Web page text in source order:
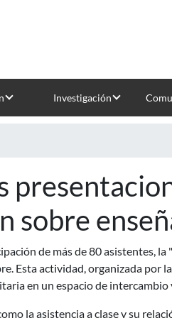
Investigación
sobre
de más de 80 asistentes,
Esta actividad, organizada por
en un espacio de intercambio
la asistencia a clase y su